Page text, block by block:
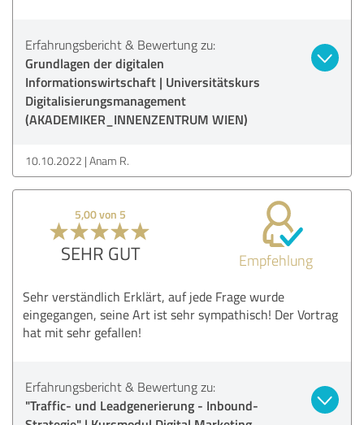
Erfahrungsbericht & Bewertung zu:
Grundlagen der digitalen
Informationswirtschaft | Universitätskurs
Digitalisierungsmanagement
(AKADEMIKER_INNENZENTRUM WIEN)
10.10.2022 Anam R.
5,00 von 5
SEHR GUT Empfehlung
Sehr verständlich Erklärt, auf jede Frage wurde
eingegangen, seine Art ist sehr sympathisch! Der Vortrag
hat mit sehr gefallen!
Erfahrungsbericht & Bewertung zu:
"Traffic- und Leadgenerierung - Inbound-